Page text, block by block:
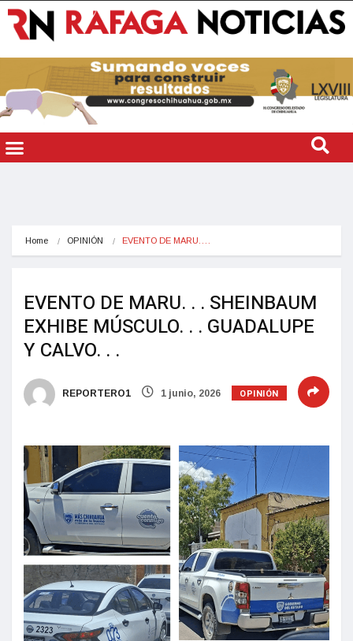
Home OPINIÓN EVENTO DE MARU.…
EVENTO DE MARU. . . SHEINBAUM
EXHIBE MÚSCULO. . . GUADALUPE
Y CALVO. . .
REPORTERO1 1 junio, 2026 OPINIÓN